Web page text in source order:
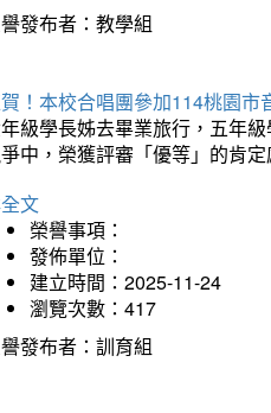
發布者：教學組
！本校合唱團參加114桃園
級學長姊去畢業旅行，五年
中，榮獲評審「優等」的肯
文
榮譽事項：
發佈單位：
建立時間：2025-11-24
瀏覽次數：417
發布者：訓育組